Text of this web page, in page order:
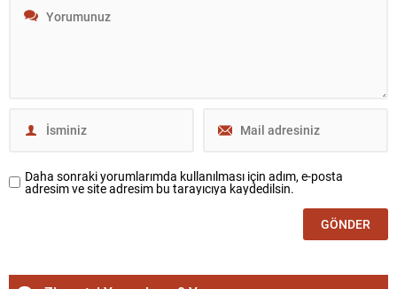
Daha sonraki yorumlarımda kullanılması için adım, e-posta
adresim ve site adresim bu tarayıcıya kaydedilsin.